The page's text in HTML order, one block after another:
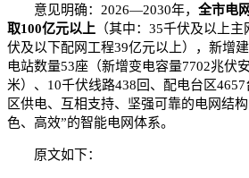
意见明确：2026—2030年， 全市电
取100亿元以上 （其中：35千伏及以上
伏及以下配网工程39亿元以上），新增
电站数量53座（新增变电容量7702兆伏
米）、10千伏线路438回、配电台区
区供电、互相支持、坚强可靠的电网结
色、高效”的智能电网体系。
原文如下：